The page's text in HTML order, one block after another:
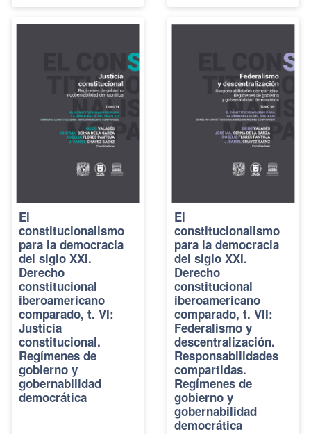
El
constitucionalismo
para la democracia
del siglo XXI.
Derecho
constitucional
iberoamericano
comparado, t. VI:
Justicia
constitucional.
Regímenes de
gobierno y
gobernabilidad
democrática
El
constitucionalismo
para la democracia
del siglo XXI.
Derecho
constitucional
iberoamericano
comparado, t. VII:
Federalismo y
descentralización.
Responsabilidades
compartidas.
Regímenes de
gobierno y
gobernabilidad
democrática